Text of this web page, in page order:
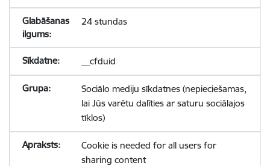
24 stundas
__cfduid
Sociālo mediju sīkdatnes (nepieciešamas,
lai Jūs varētu dalīties ar saturu sociālajos
tīklos)
Cookie is needed for all users for
sharing content